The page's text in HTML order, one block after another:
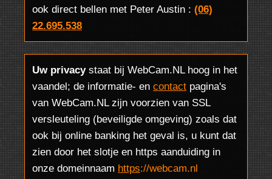
ook direct bellen met Peter Austin : (06)
22.695.538
Uw privacystaat bij WebCam.NL hoog in het
vaandel; de informatie- en contact pagina's
van WebCam.NL zijn voorzien van SSL
versleuteling (beveiligde omgeving) zoals dat
ook bij online banking het geval is, u kunt dat
zien door het slotje en https aanduiding in
onze domeinnaam https://webcam.nl